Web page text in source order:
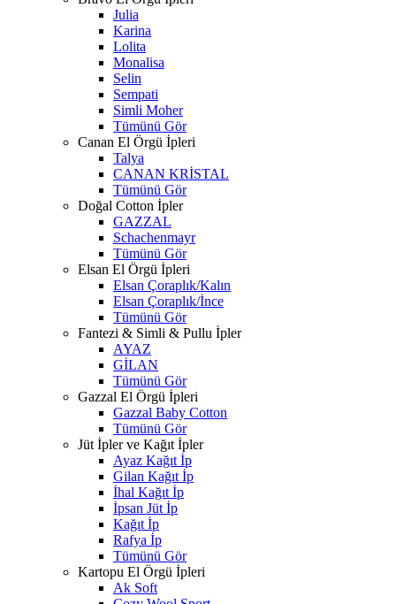
Julia
Karina
Lolita
Monalisa
Selin
Sempati
Simli Moher
Tümünü Gör
Canan El Örgü İpleri
Talya
CANAN KRİSTAL
Tümünü Gör
Doğal Cotton İpler
GAZZAL
Schachenmayr
Tümünü Gör
Elsan El Örgü İpleri
Elsan Çoraplık/Kalın
Elsan Çoraplık/İnce
Tümünü Gör
Fantezi & Simli & Pullu İpler
AYAZ
GİLAN
Tümünü Gör
Gazzal El Örgü İpleri
Gazzal Baby Cotton
Tümünü Gör
Jüt İpler ve Kağıt İpler
Ayaz Kağıt İp
Gilan Kağıt İp
İhal Kağıt İp
İpsan Jüt İp
Kağıt İp
Rafya İp
Tümünü Gör
Kartopu El Örgü İpleri
Ak Soft